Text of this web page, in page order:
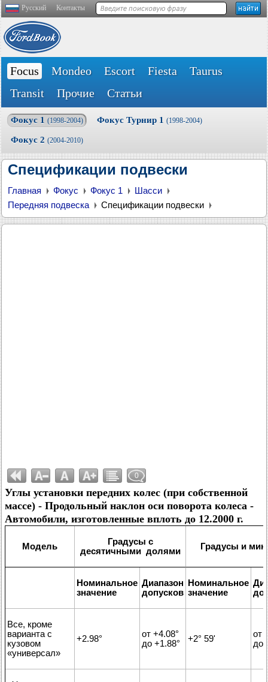
Русский Контакты
Focus Mondeo Escort Fiesta
Taurus
Transit
Прочие Статьи
Фокус 1 (1998-2004) Фокус Турнир 1 (1998-2004)
Фокус 2 (2004-2010)
Спецификации подвески
Главная Фокус Фокус 1
Шасси
Передняя подвеска
Спецификации подвески
0
Углы установки передних колес (при собственной
массе) - Продольный наклон оси поворота колеса -
Автомобили, изготовленные вплоть до 12.2000 г.
Модель
Градусы с
десятичными долями
Градусы и
Номинальное
значение
Диапазон
допусков
Номинальное
значение
Все, кроме
варианта с
кузовом
«универсал»
+2.98°
от +4.08°
до +1.88°
+2° 59'
от
до